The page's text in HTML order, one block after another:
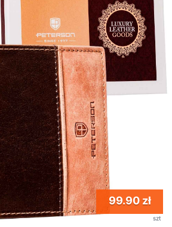
99.90 zł
szt